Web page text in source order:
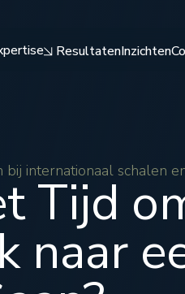
internationaal schalen
Tijd
naar
ResultatenInzichten